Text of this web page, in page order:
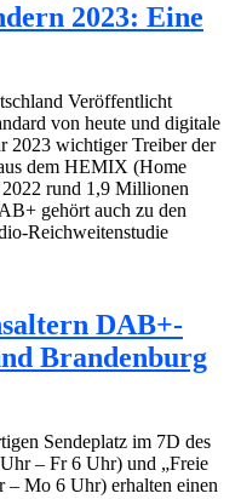
2023: Eine
Veröffentlicht
von heute und digitale
2023 wichtiger Treiber der
dem HEMIX (Home
rund 1,9 Millionen
gehört auch zu den
Reichweitenstudie
DAB+-
Brandenburg
Sendeplatz im 7D des
– Fr 6 Uhr) und „Freie
– Mo 6 Uhr) erhalten einen